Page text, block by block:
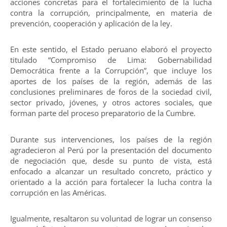
contra la corrupción, principalmente, en materia de
prevención, cooperación y aplicación de la ley.
En este sentido, el Estado peruano elaboró el proyecto
titulado “Compromiso de Lima: Gobernabilidad
Democrática frente a la Corrupción”, que incluye los
aportes de los países de la región, además de las
conclusiones preliminares de foros de la sociedad civil,
sector privado, jóvenes, y otros actores sociales, que
forman parte del proceso preparatorio de la Cumbre.
Durante sus intervenciones, los países de la región
agradecieron al Perú por la presentación del documento
de negociación que, desde su punto de vista, está
enfocado a alcanzar un resultado concreto, práctico y
orientado a la acción para fortalecer la lucha contra la
corrupción en las Américas.
Igualmente, resaltaron su voluntad de lograr un consenso